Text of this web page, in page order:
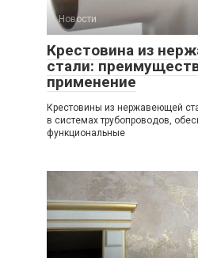
Новости
Крестовина из
стали:
применение
Крестовины из нержавеющей
в системах трубопроводов,
функциональные